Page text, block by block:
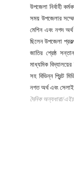
উপজেলা নির্বাহী
সময় উপজেলার
মেশিন এবং নগদ
ছিলেন উপজেলা
জাতির শ্রেষ্ঠ
মাধ্যমিক
সহ বিভিন্ন প্রিন্ট
নগত অর্থ এবং
দৈনিক অন্যধারা/এইচ